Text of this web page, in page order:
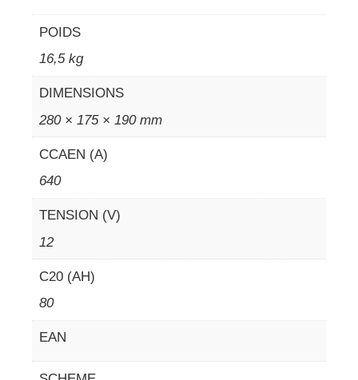
POIDS
16,5 kg
DIMENSIONS
280 × 175 × 190 mm
CCAEN (A)
640
TENSION (V)
12
C20 (AH)
80
EAN